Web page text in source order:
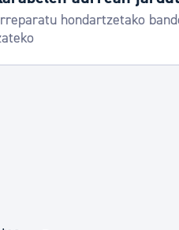
pertsonalak
Nagusia 2026:
8-15